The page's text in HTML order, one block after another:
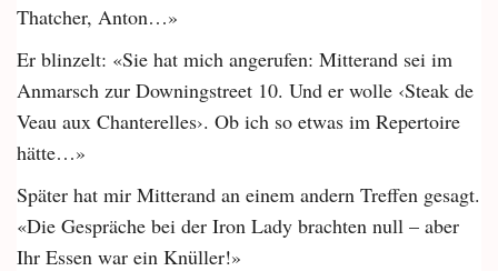
Thatcher, Anton…»
Er blinzelt: «Sie hat mich angerufen: Mitterand sei im
Anmarsch zur Downingstreet 10. Und er wolle ‹Steak de
Veau aux Chanterelles›. Ob ich so etwas im Repertoire
hätte…»
Später hat mir Mitterand an einem andern Treffen gesagt.
«Die Gespräche bei der Iron Lady brachten null – aber
Ihr Essen war ein Knüller!»